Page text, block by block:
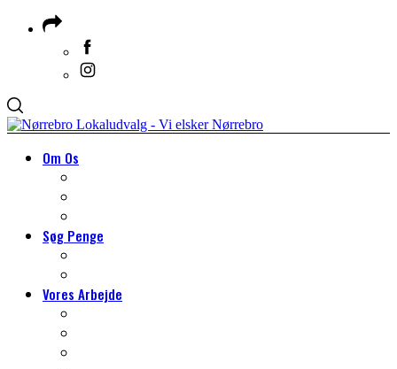
Om Os
Søg Penge
Vores Arbejde